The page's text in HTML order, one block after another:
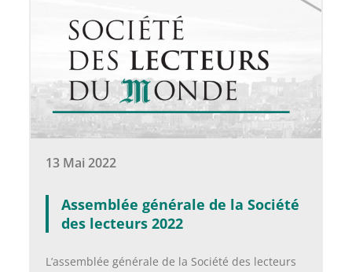
13 Mai 2022
Assemblée générale de la Société
des lecteurs 2022
L’assemblée générale de la Société des lecteurs